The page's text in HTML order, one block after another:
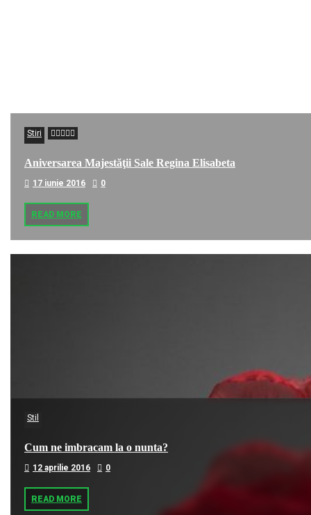
Stiri
Aniversarea Majestăţii Sale Regina Elisabeta
17 iunie 2016 0
READ MORE
Stil
Cum ne imbracam la o nunta?
12 aprilie 2016 0
READ MORE